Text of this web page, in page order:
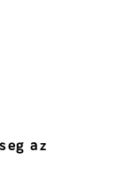
az